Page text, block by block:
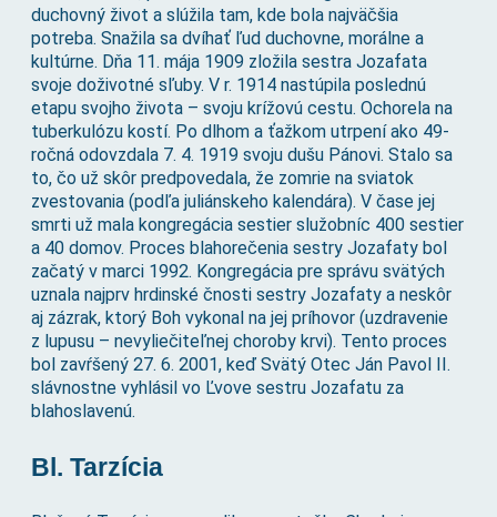
duchovný život a slúžila tam, kde bola najväčšia
potreba. Snažila sa dvíhať ľud duchovne, morálne a
kultúrne. Dňa 11. mája 1909 zložila sestra Jozafata
svoje doživotné sľuby. V r. 1914 nastúpila poslednú
etapu svojho života – svoju krížovú cestu. Ochorela na
tuberkulózu kostí. Po dlhom a ťažkom utrpení ako 49-
ročná odovzdala 7. 4. 1919 svoju dušu Pánovi. Stalo sa
to, čo už skôr predpovedala, že zomrie na sviatok
zvestovania (podľa juliánskeho kalendára). V čase jej
smrti už mala kongregácia sestier služobníc 400 sestier
a 40 domov. Proces blahorečenia sestry Jozafaty bol
začatý v marci 1992. Kongregácia pre správu svätých
uznala najprv hrdinské čnosti sestry Jozafaty a neskôr
aj zázrak, ktorý Boh vykonal na jej príhovor (uzdravenie
z lupusu – nevyliečiteľnej choroby krvi). Tento proces
bol zavŕšený 27. 6. 2001, keď Svätý Otec Ján Pavol II.
slávnostne vyhlásil vo Ľvove sestru Jozafatu za
blahoslavenú.
Bl. Tarzícia